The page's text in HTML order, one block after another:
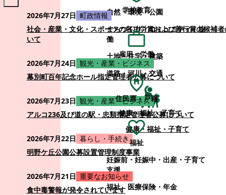
自然・環境・公園
まちづくり・コミュニティ・協
働
土地・住宅・建築
道路・河川・交通
健康・福祉・子育て
健康・福祉・子育て
妊娠前・妊娠中・出産・子育て
支援
福祉
医療保険・年金
2026年7月27日 町政情報
社会・産業・文化・スポーツの各功労賞および善行賞の候補
いて
2026年7月24日 観光・産業・ビジネス
幕別町百年記念ホール指定管理者公募について
2026年7月23日 観光・産業・ビジネス
アルコ236及び道の駅・忠類指定管理者公募について
2026年7月22日 暮らし・手続き
明野ケ丘公園公募設置管理制度事業
2026年7月21日 重要なお知らせ
食中毒警報が発令されています
学校教育
雇用・労働
住民票・戸籍
福祉